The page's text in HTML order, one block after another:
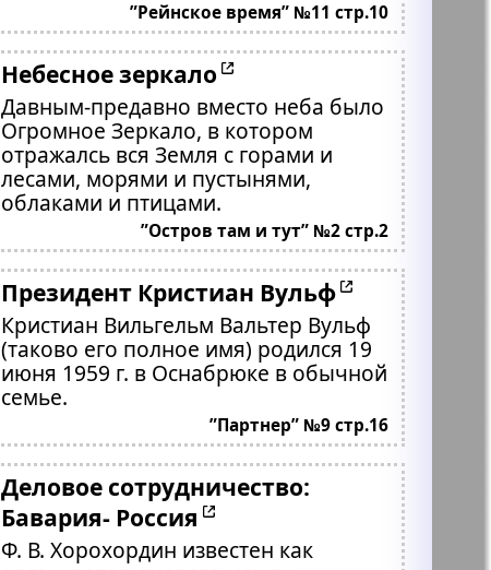
”Рейнское время” №11 стр.10
Небесное зеркало
Давным-предавно вместо неба было
Огромное Зеркало, в котором
отражалсь вся Земля с горами и
лесами, морями и пустынями,
облаками и птицами.
”Остров там и тут” №2 стр.2
Президент Кристиан Вульф
Кристиан Вильгельм Вальтер Вульф
(таково его полное имя) родился 19
июня 1959 г. в Оснабрюке в обычной
семье.
”Партнер” №9 стр.16
Деловое сотрудничество:
Бавария- Россия
Ф. В. Хорохордин известен как